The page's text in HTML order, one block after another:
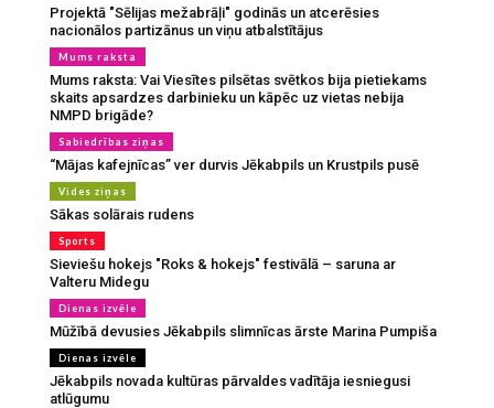
Projektā "Sēlijas mežabrāļi" godinās un atcerēsies
nacionālos partizānus un viņu atbalstītājus
Mums raksta
Mums raksta: Vai Viesītes pilsētas svētkos bija pietiekams
skaits apsardzes darbinieku un kāpēc uz vietas nebija
NMPD brigāde?
Sabiedrības ziņas
“Mājas kafejnīcas” ver durvis Jēkabpils un Krustpils pusē
Vides ziņas
Sākas solārais rudens
Sports
Sieviešu hokejs "Roks & hokejs" festivālā – saruna ar
Valteru Midegu
Dienas izvēle
Mūžībā devusies Jēkabpils slimnīcas ārste Marina Pumpiša
Dienas izvēle
Jēkabpils novada kultūras pārvaldes vadītāja iesniegusi
atlūgumu